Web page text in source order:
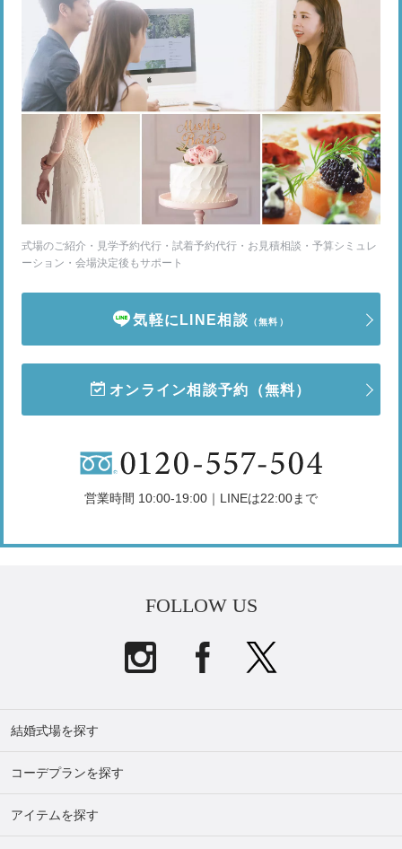
式場のご紹介・見学予約代行・試着予約代行・お見積相談・予算シミュレ
ーション・会場決定後もサポート
気軽にLINE相談 （無料）
オンライン相談予約 （無料）
営業時間 10:00-19:00｜LINEは22:00まで
FOLLOW US
結婚式場を探す
コーデプランを探す
アイテムを探す